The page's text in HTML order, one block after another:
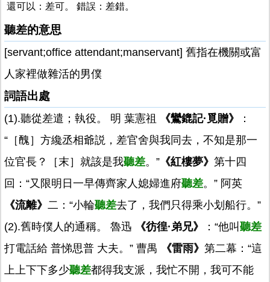
還可以：差可。 錯誤：差錯。
聽差的意思
[servant;office attendant;manservant] 舊指在機關或富
人家裡做雜活的男僕
詞語出處
(1).聽從差遣；執役。 明 葉憲祖 《鸞鎞記·覓贈》
：
“［醜］方纔丞相爺説，差官舍與我同去，不知是那一
位官長？［末］就該是我聽差。” 《紅樓夢》 第十四
回：“又限明日一早傳齊家人媳婦進府聽差。” 阿英
《流離》 二：“小輪聽差去了，我們只得乘小划船行。”
(2).舊時僕人的通稱。 魯迅
《彷徨·弟兄》 ：“他叫 聽差
打電話給 普悌思普 大夫。” 曹禺
《雷雨》 第二幕：“這
上上下下多少聽差都得我支派，我忙不開，我可不能